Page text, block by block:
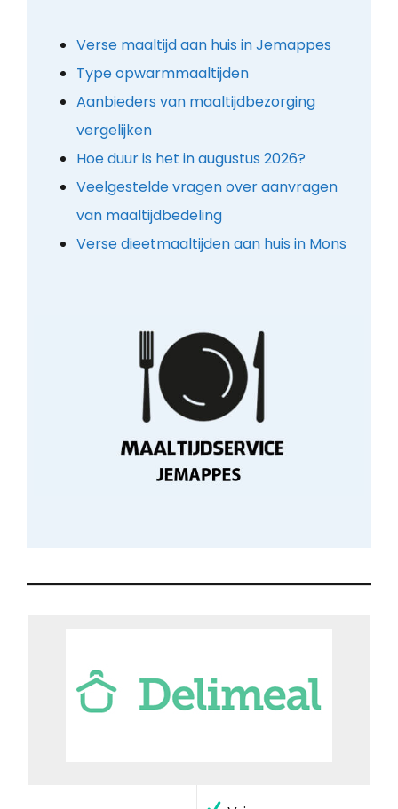
Verse maaltijd aan huis in Jemappes
Type opwarmmaaltijden
Aanbieders van maaltijdbezorging
vergelijken
Hoe duur is het in augustus 2026?
Veelgestelde vragen over aanvragen
van maaltijdbedeling
Verse dieetmaaltijden aan huis in Mons